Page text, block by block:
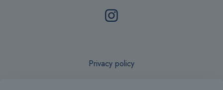
Privacy policy